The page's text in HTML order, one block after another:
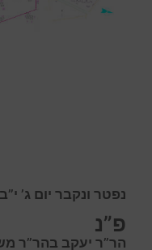
נפטר ונקבר יום ג’
פ”נ
הר”ר יעקב בהר”ר